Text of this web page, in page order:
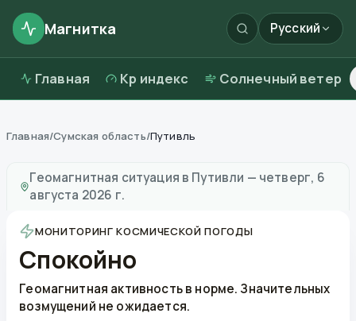
Магнитка Русский
Главная Kp индекс Солнечный ветер
Главная/Сумская область/Путивль
Геомагнитная ситуация в Путивли — четверг, 6
августа 2026 г.
МОНИТОРИНГ КОСМИЧЕСКОЙ ПОГОДЫ
Спокойно
Геомагнитная активность в норме. Значительных
возмущений не ожидается.